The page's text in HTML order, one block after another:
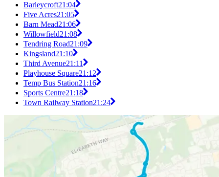
Barleycroft21:04
Five Acres21:05
Barn Mead21:06
Willowfield21:08
Tendring Road21:09
Kingsland21:10
Third Avenue21:11
Playhouse Square21:12
Temp Bus Station21:16
Sports Centre21:18
Town Railway Station21:24